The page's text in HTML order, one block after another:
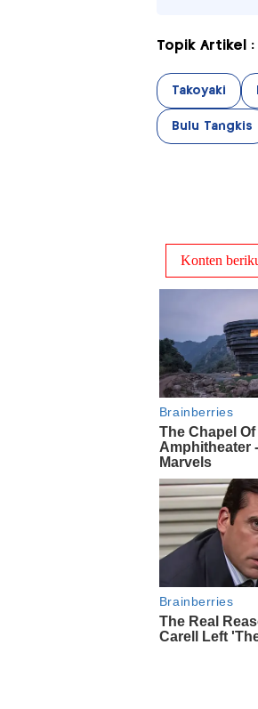
Topik Artikel :
Takoyaki
Bulu Tangkis